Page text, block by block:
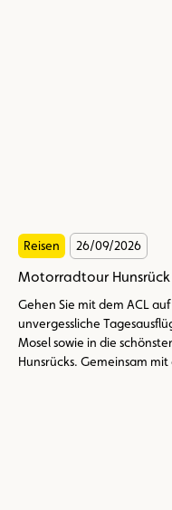
Reisen 26/09/2026
Motorradtour Hunsrück
Gehen Sie mit dem ACL
unvergessliche
Mosel sowie in die
Hunsrücks. Gemeinsam